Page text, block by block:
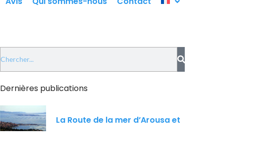
Dernières publications
La Route de la mer d’Arousa et